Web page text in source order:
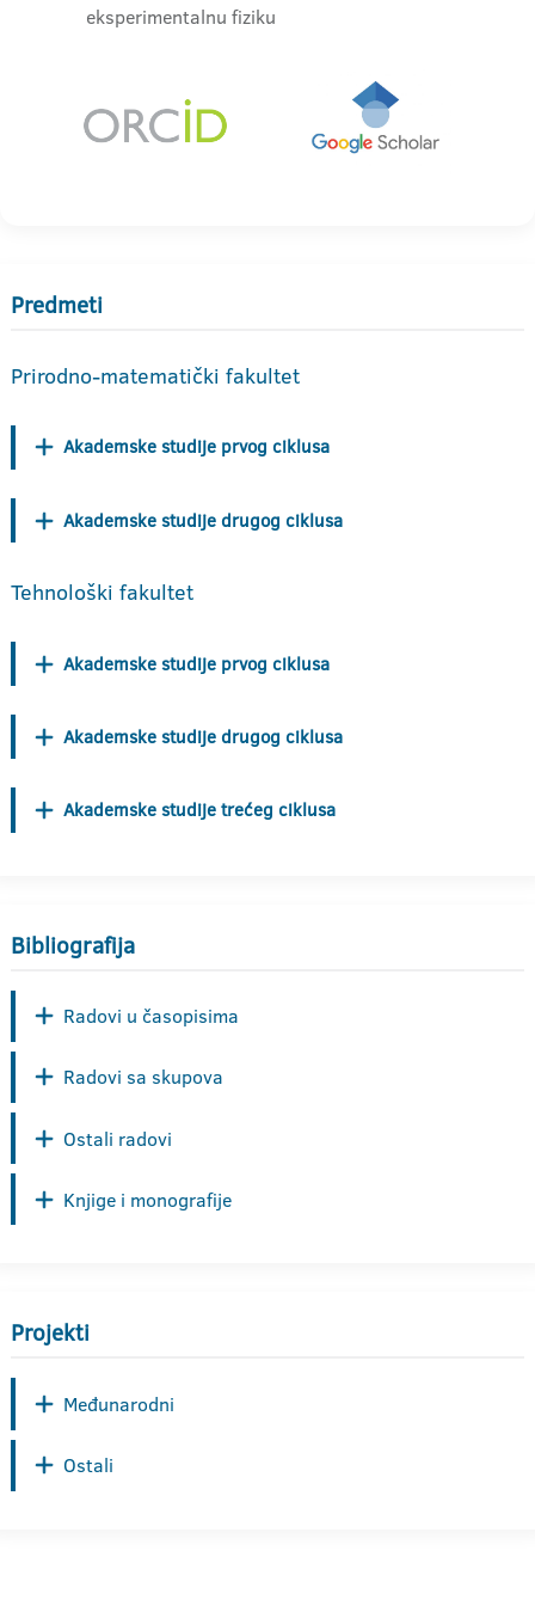
eksperimentalnu fiziku
Predmeti
Prirodno-matematički fakultet
Akademske studije prvog ciklusa
Akademske studije drugog ciklusa
Tehnološki fakultet
Akademske studije prvog ciklusa
Akademske studije drugog ciklusa
Akademske studije trećeg ciklusa
Bibliografija
Radovi u časopisima
Radovi sa skupova
Ostali radovi
Knjige i monografije
Projekti
Međunarodni
Ostali